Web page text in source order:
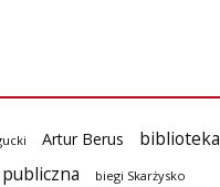
Artur Berus
biblioteka
biegi Skarżysko